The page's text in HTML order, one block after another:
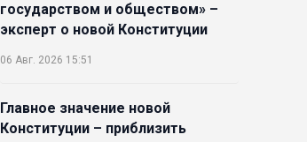
государством и обществом» –
эксперт о новой Конституции
06 Авг. 2026 15:51
Главное значение новой
Конституции – приблизить